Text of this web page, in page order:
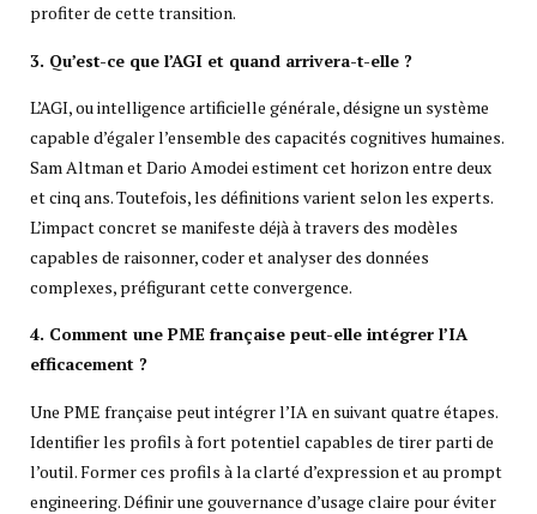
profiter de cette transition.
3. Qu’est-ce que l’AGI et quand arrivera-t-elle ?
L’AGI, ou intelligence artificielle générale, désigne un système
capable d’égaler l’ensemble des capacités cognitives humaines.
Sam Altman et Dario Amodei estiment cet horizon entre deux
et cinq ans. Toutefois, les définitions varient selon les experts.
L’impact concret se manifeste déjà à travers des modèles
capables de raisonner, coder et analyser des données
complexes, préfigurant cette convergence.
4. Comment une PME française peut-elle intégrer l’IA
efficacement ?
Une PME française peut intégrer l’IA en suivant quatre étapes.
Identifier les profils à fort potentiel capables de tirer parti de
l’outil. Former ces profils à la clarté d’expression et au prompt
engineering. Définir une gouvernance d’usage claire pour éviter